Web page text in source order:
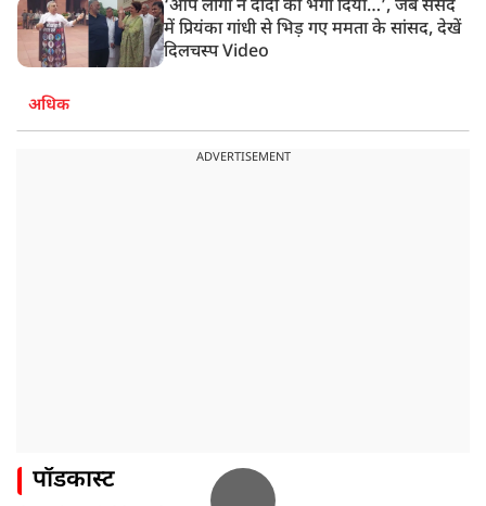
‘आप लोगों ने दीदी को भगा दिया…’, जब संसद
में प्रियंका गांधी से भिड़ गए ममता के सांसद, देखें
दिलचस्प Video
अधिक
ADVERTISEMENT
पॉडकास्ट